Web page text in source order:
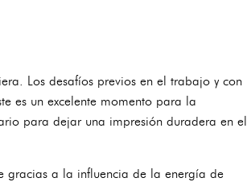
Los desafíos previos en el trabajo y con
es un excelente momento para la
para dejar una impresión duradera en el
gracias a la influencia de la energía de